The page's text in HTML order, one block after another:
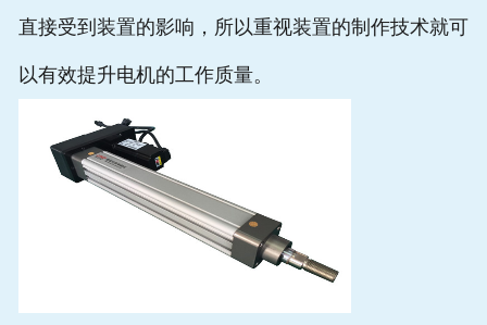
直接受到装置的影响，所以重视装置的制作技术就可
以有效提升电机的工作质量。